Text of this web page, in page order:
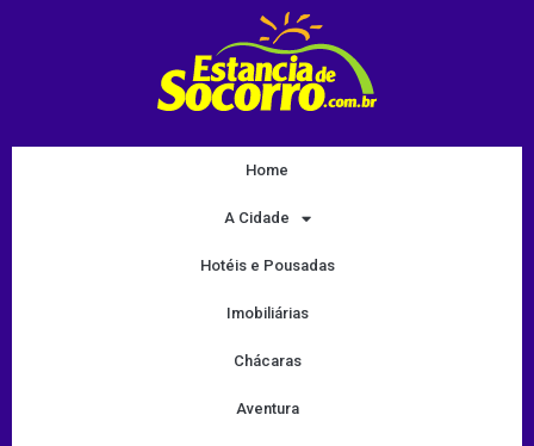
Home
A Cidade
Hotéis e Pousadas
Imobiliárias
Chácaras
Aventura